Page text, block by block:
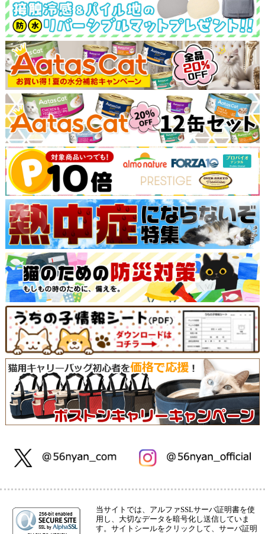
当サイトでは、アルファSSLサーバ証明書を使
用し、大切なデータを暗号化し送信していま
す。サイトシールをクリックして、サーバ証明